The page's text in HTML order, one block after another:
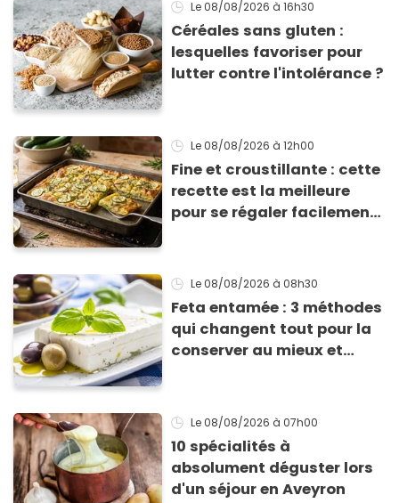
Le 08/08/2026 à 16h30
Céréales sans gluten :
lesquelles favoriser pour
lutter contre l'intolérance ?
Le 08/08/2026 à 12h00
Fine et croustillante : cette
recette est la meilleure
pour se régaler facilement
Le 08/08/2026 à 08h30
Feta entamée : 3 méthodes
qui changent tout pour la
conserver au mieux et
Le 08/08/2026 à 07h00
10 spécialités à
absolument déguster lors
d'un séjour en Aveyron